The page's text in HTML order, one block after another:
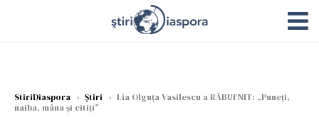
StiriDiaspora › Știri › Lia Olguța Vasilescu a RĂBUFNIT: „Puneți,
naiba, mâna și citiți”